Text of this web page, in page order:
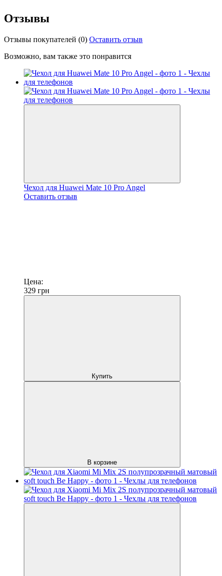
Отзывы
Отзывы покупателей (0) Оставить отзыв
Возможно, вам также это понравится
Чехол для Huawei Mate 10 Pro Angel
Оставить отзыв
Цена:
329 грн
Купить
В корзине